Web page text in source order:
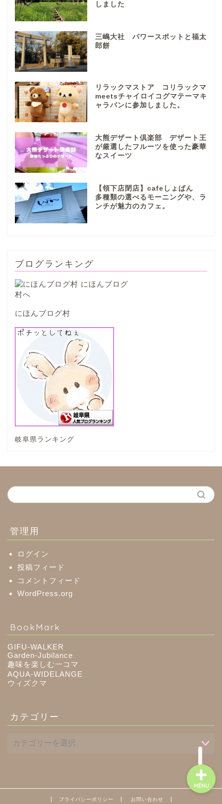
しました
三嶋大社 パワースポットと福太
郎餅
リラックマストア コリラックマ
meetsチャイロイコグマテーマキ
ャラバンに参加しました。
大熊デザート倶楽部 デザート王
が厳選したフルーツを使った豪華
なスイーツ
【領下店閉店】cafeしょぱん
多種類の選べるモーニングや、ラ
ンチが魅力のカフェ。
ブログランキング
にほんブログ村
岐阜県ランキング
管理用
ログイン
投稿フィード
コメントフィード
WordPress.org
BookMark
GIFU-WALKER
Garden-Jubilance
趣味を楽しむ一コマ
AQUA-WIDELANGE
ウィズクマ
カテゴリー
プライバシーポリシー お問い合わせ
MENU
ぎふまるけとは。
ぎふまるけ内の記事と写真
（画像）＆掲載情報につい
岐阜地域
岐阜市
各務原市
山県市
川辺町